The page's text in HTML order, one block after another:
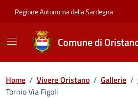
Regione Autonoma della Sardegna
Comune di
Home / Vivere Oristano / Gallerie /
Tornio Via Figoli